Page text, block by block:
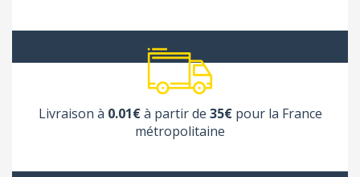
Livraison à 0.01€à partir de 35€pour la France
métropolitaine